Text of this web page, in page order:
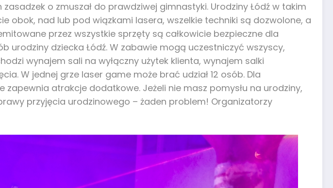
o zmuszał do prawdziwej gimnastyki. Urodziny Łódź w takim
obok, nad lub pod wiązkami lasera, wszelkie techniki są dozwolone, a
przez wszystkie sprzęty są całkowicie bezpieczne dla
dziecka Łódź. W zabawie mogą uczestniczyć wszyscy,
wynajem sali na wyłączny użytek klienta, wynajem salki
W jednej grze laser game może brać udział 12 osób. Dla
atrakcje dodatkowe. Jeżeli nie masz pomysłu na urodziny,
przyjęcia urodzinowego – żaden problem! Organizatorzy